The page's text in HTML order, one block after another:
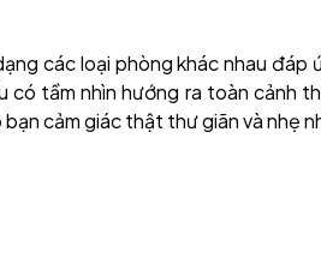
các loại phòng khác nhau đáp
có tầm nhìn hướng ra toàn cảnh
cảm giác thật thư giãn và nhẹ